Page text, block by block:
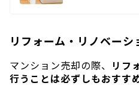
リフォーム・リノベーシ
マンション売却の際、 リフ
行うことは必ずしもおすす